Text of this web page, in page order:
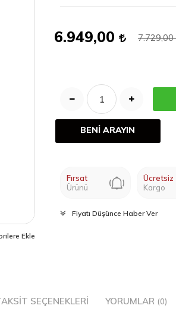
Ekle
6.949,00 7.729,00
BENİ ARAYIN
Fırsat
Ürünü
Ücretsiz
Kargo
Fiyatı Düşünce Haber Ver
SEÇENEKLERI YORUMLAR (0)